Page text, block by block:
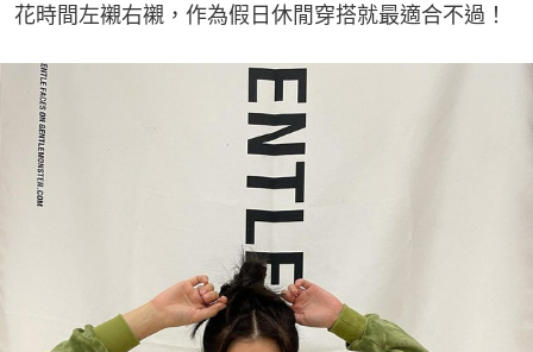
花時間左襯右襯，作為假日休閒穿搭就最適合不過！